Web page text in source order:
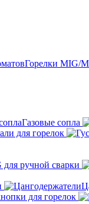
Горелки MIG/
Газовые сопла
для горелок
для ручной сварки
для горелок